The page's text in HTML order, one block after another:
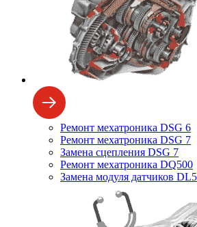
Ремонт мехатроника DSG 6
Ремонт мехатроника DSG 7
Замена сцепления DSG 7
Ремонт мехатроника DQ500
Замена модуля датчиков